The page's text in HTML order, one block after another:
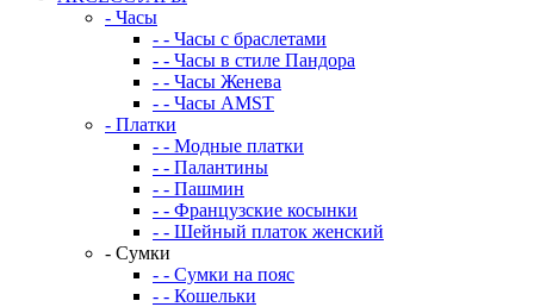
- Часы
- - Часы с браслетами
- - Часы в стиле Пандора
- - Часы Женева
- - Часы AMST
- Платки
- - Модные платки
- - Палантины
- - Пашмин
- - Французские косынки
- - Шейный платок женский
- Сумки
- - Сумки на пояс
- - Кошельки